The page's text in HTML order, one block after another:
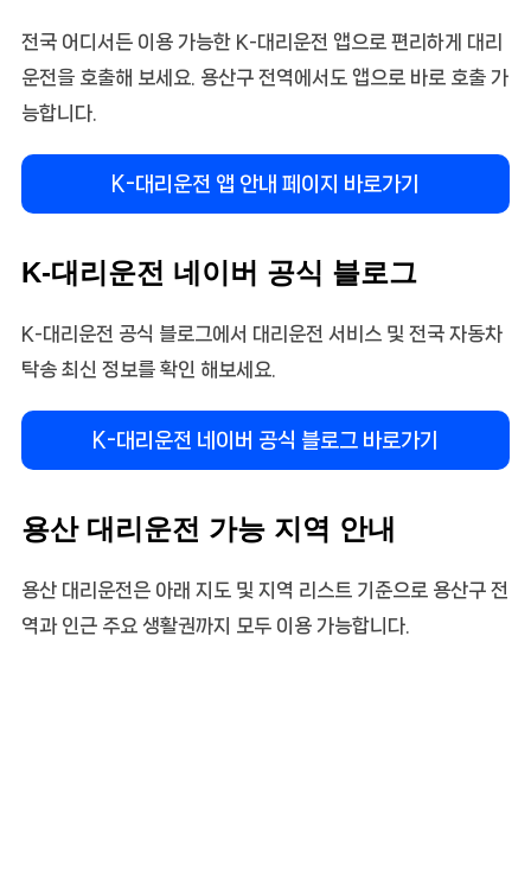
전국 어디서든 이용 가능한 K-대리운전 앱으로 편리하게 대리
운전을 호출해 보세요. 용산구 전역에서도 앱으로 바로 호출 가
능합니다.
K-대리운전 앱 안내 페이지 바로가기
K-대리운전 네이버 공식 블로그
K-대리운전 공식 블로그에서 대리운전 서비스 및 전국 자동차
탁송 최신 정보를 확인 해보세요.
K-대리운전 네이버 공식 블로그 바로가기
용산 대리운전 가능 지역 안내
용산 대리운전은 아래 지도 및 지역 리스트 기준으로 용산구 전
역과 인근 주요 생활권까지 모두 이용 가능합니다.